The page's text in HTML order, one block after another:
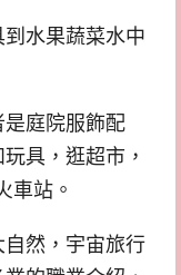
水果蔬菜水中
庭院服飾配
具，逛超市，
車站。
然，宇宙旅行